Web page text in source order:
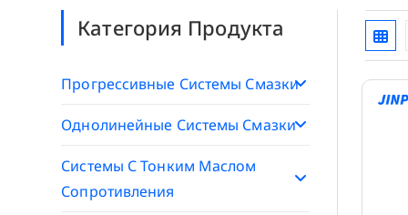
Категория Продукта
Прогрессивные Системы Смазки
Однолинейные Системы Смазки
Системы С Тонким Маслом
Сопротивления